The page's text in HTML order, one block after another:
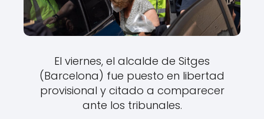
El viernes, el alcalde de Sitges
(Barcelona) fue puesto en libertad
provisional y citado a comparecer
ante los tribunales.